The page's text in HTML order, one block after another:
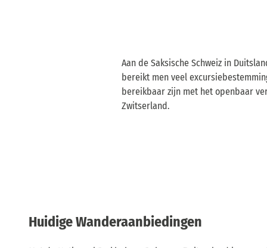
Aan de Saksische Schweiz in
bereikt men veel
bereikbaar zijn met het openbaar
Zwitserland.
Huidige Wanderaanbiedingen